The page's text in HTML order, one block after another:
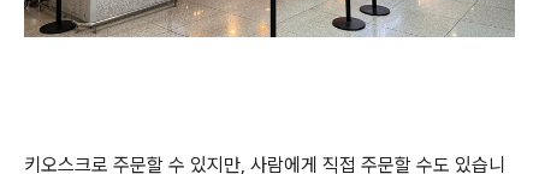
키오스크로 주문할 수 있지만, 사람에게 직접 주문할 수도 있습니